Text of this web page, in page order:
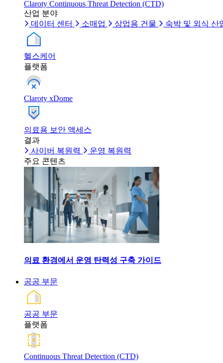
Claroty Continuous Threat Detection (CTD)
산업 분야
데이터 센터
소매업 상업용 건물 숙박 및 외식 산
헬스케어
플랫폼
Claroty xDome
의료용 보안 액세스
결과
사이버 복원력
운영 복원력
주요 콘텐츠
의료 환경에서 운영 탄력성 구축 가이드
공공 부문
공공 부문
플랫폼
Continuous Threat Detection (CTD)